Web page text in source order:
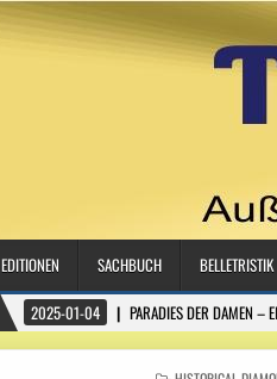
EDITIONEN SACHBUCH BELLETRISTIK
2025-01-04 PARADIES DER DAMEN –